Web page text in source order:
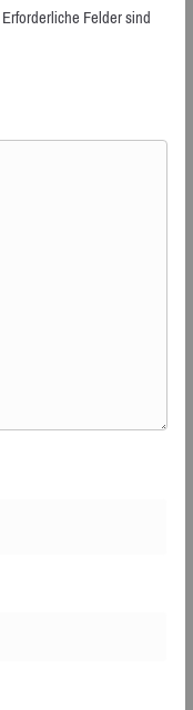
Erforderliche Felder sind